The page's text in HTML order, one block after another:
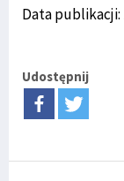
Data publikacji:
Udostępnij